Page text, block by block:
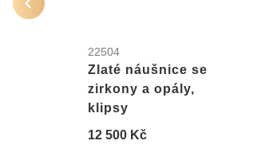
22504
Zlaté náušnice se
zirkony a opály,
klipsy
12 500 Kč